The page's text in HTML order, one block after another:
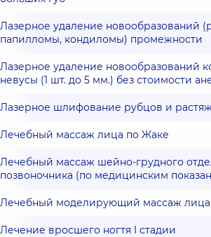
Лазерное удаление новообразований
папилломы, кондиломы) промежности
Лазерное удаление новообразований
невусы (1 шт. до 5 мм.) без стоимости
Лазерное шлифование рубцов и
Лечебный массаж лица по Жаке
Лечебный массаж шейно-грудного
позвоночника (по медицинским
Лечебный моделирующий массаж лица
Лечение вросшего ногтя I стадии